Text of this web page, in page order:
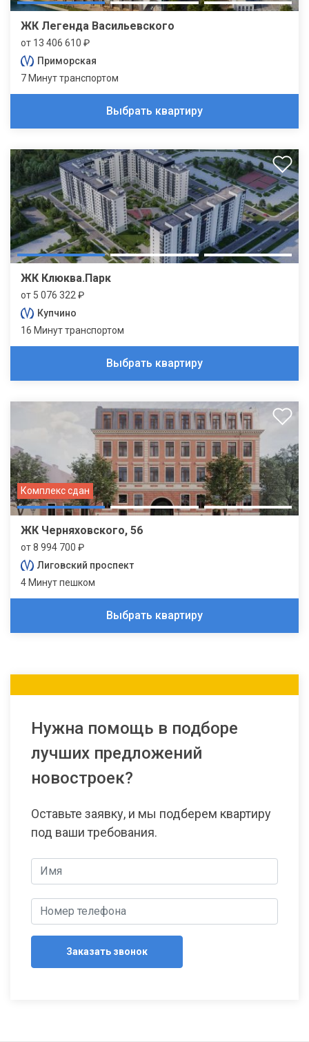
ЖК Легенда Васильевского
от 13 406 610 ₽
Приморская
7 Минут транспортом
Выбрать квартиру
ЖК Клюква.Парк
от 5 076 322 ₽
Купчино
16 Минут транспортом
Выбрать квартиру
Комплекс сдан
ЖК Черняховского, 56
от 8 994 700 ₽
Лиговский проспект
4 Минут пешком
Выбрать квартиру
Нужна помощь в подборе
лучших предложений
новостроек?
Оставьте заявку, и мы подберем квартиру
под ваши требования.
Заказать звонок